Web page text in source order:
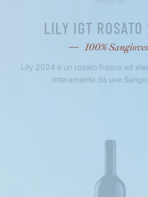
LILY IGT
100%
Lily 2024 è un rosato fresco ed
interamente da uve